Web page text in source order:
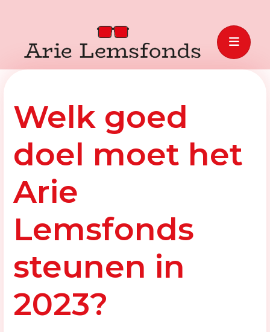
Welk goed
doel moet het
Arie
Lemsfonds
steunen in
2023?